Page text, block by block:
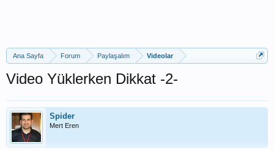
Ana Sayfa Forum Paylaşalım Videolar
Video Yüklerken Dikkat -2-
Spider
Mert Eren